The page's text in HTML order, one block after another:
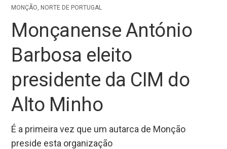
MONÇÃO, NORTE DE PORTUGAL
Monçanense António
Barbosa eleito
presidente da CIM do
Alto Minho
É a primeira vez que um autarca de Monção
preside esta organização